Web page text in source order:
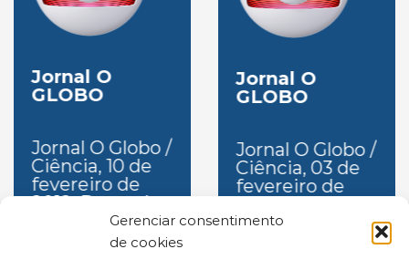
Gerenciar consentimento
de cookies
Jornal O
GLOBO
Jornal O Globo /
Ciência, 10 de
fevereiro de
2012:Droga é
esperança na
cura do mal de
Jornal O
GLOBO
Jornal O Globo /
Ciência, 03 de
fevereiro de
Alzheimer se